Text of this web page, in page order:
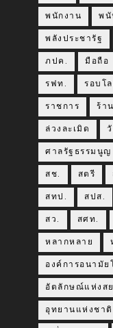
พนักงาน พนั
พลังประชารัฐ
ภปค. มือถือ
รฟท. รอบโ
ราชการ ร้า
ล่วงละเมิด
ศาลรัฐธรรมนูญ
สช. สตรี
สทป. สปส.
สว. สศท.
หลากหลาย
องค์การอนามัย
อัตลักษณ์แห่งส
อุทยานแห่งชาติ